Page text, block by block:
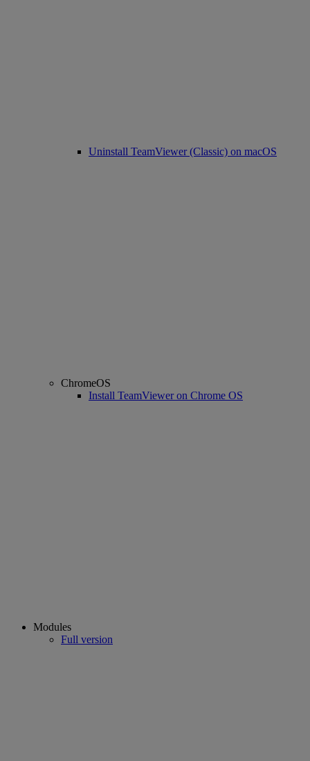
Uninstall TeamViewer (Classic) on macOS
ChromeOS
Install TeamViewer on Chrome OS
Modules
Full version